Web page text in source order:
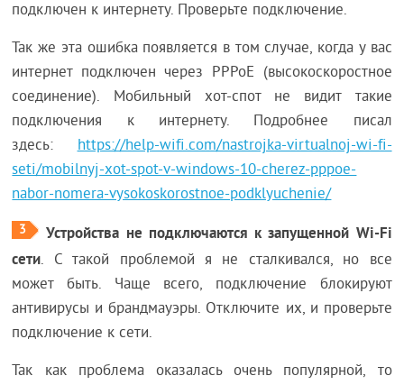
подключен к интернету. Проверьте подключение.
Так же эта ошибка появляется в том случае, когда у вас
интернет подключен через PPPoE (высокоскоростное
соединение). Мобильный хот-спот не видит такие
подключения к интернету. Подробнее писал
здесь:https://help-wifi.com/nastrojka-virtualnoj-wi-fi-
seti/mobilnyj-xot-spot-v-windows-10-cherez-pppoe-
nabor-nomera-vysokoskorostnoe-podklyuchenie/
3
Устройства не подключаются к запущенной Wi-Fi
сети. С такой проблемой я не сталкивался, но все
может быть. Чаще всего, подключение блокируют
антивирусы и брандмауэры. Отключите их, и проверьте
подключение к сети.
Так как проблема оказалась очень популярной, то